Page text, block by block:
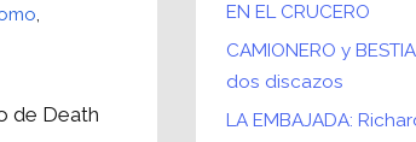
,
de Death
EN EL CRUCERO
CAMIONERO y
dos discazos
LA EMBAJADA: